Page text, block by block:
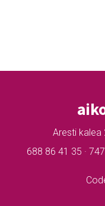
Aresti kalea
688 86 41 35 ·